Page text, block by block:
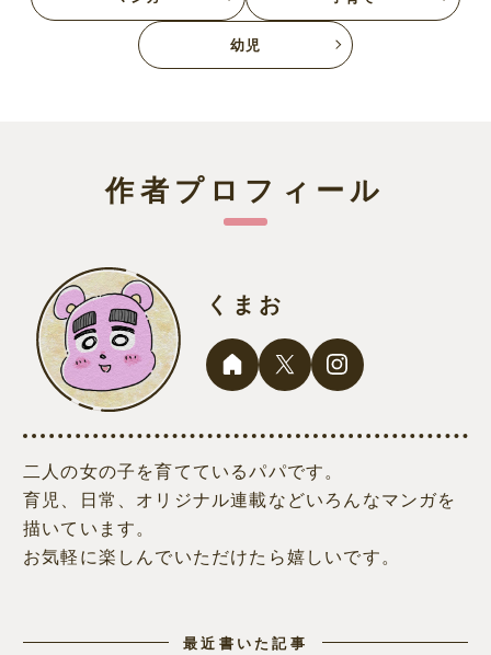
幼児
作者プロフィール
くまお
二人の女の子を育てているパパです。
育児、日常、オリジナル連載などいろんなマンガを
描いています。
お気軽に楽しんでいただけたら嬉しいです。
最近書いた記事